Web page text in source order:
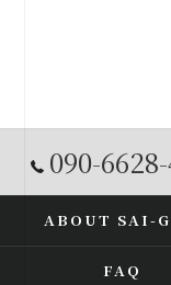
090-
ABOUT SAI-
FAQ